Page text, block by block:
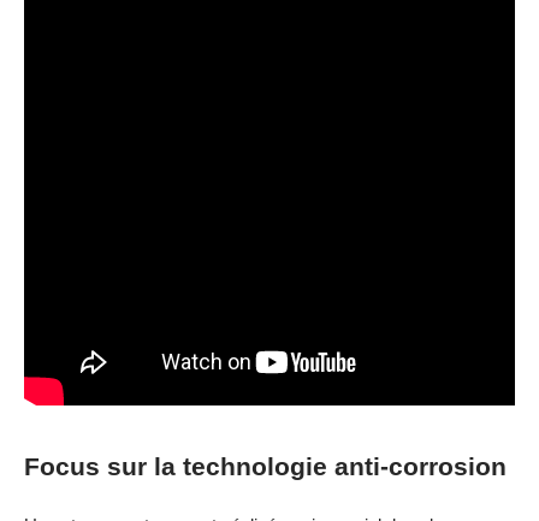
Focus sur la technologie anti-corrosion